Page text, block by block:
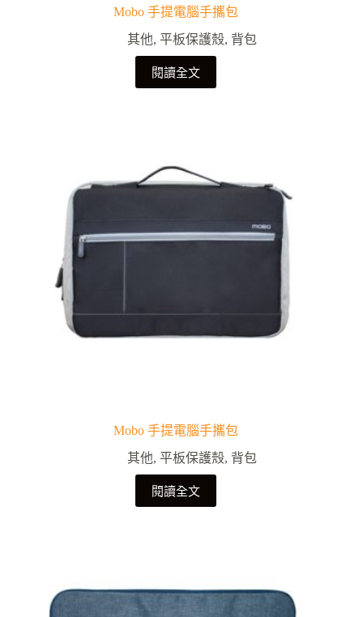
Mobo 手提電腦手攜包
其他,平板保護殼, 背包
閱讀全文
Mobo 手提電腦手攜包
其他,平板保護殼, 背包
閱讀全文